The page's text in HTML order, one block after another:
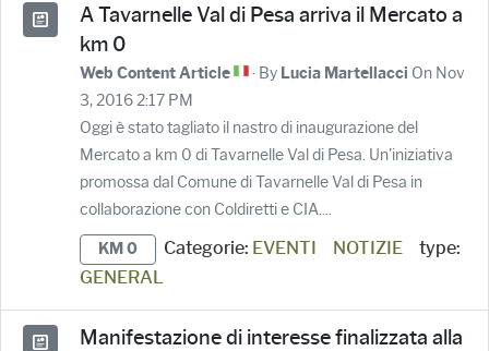
A Tavarnelle Val di Pesa arriva il Mercato a
km 0
Web Content Article · By Lucia Martellacci On Nov
3, 2016 2:17 PM
Oggi è stato tagliato il nastro di inaugurazione del
Mercato a km 0 di Tavarnelle Val di Pesa. Un'iniziativa
promossa dal Comune di Tavarnelle Val di Pesa in
collaborazione con Coldiretti e CIA....
KM 0 Categorie: EVENTI NOTIZIE
type:
GENERAL
Manifestazione di interesse finalizzata alla